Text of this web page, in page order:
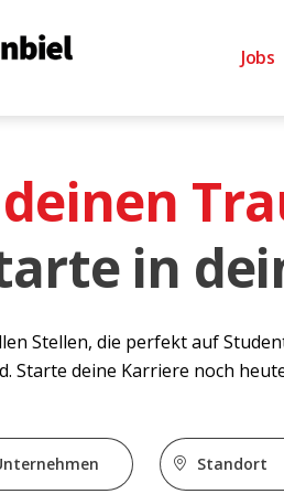
Jobs
deinen
in
Stellen, die perfekt auf
Starte deine Karriere noch